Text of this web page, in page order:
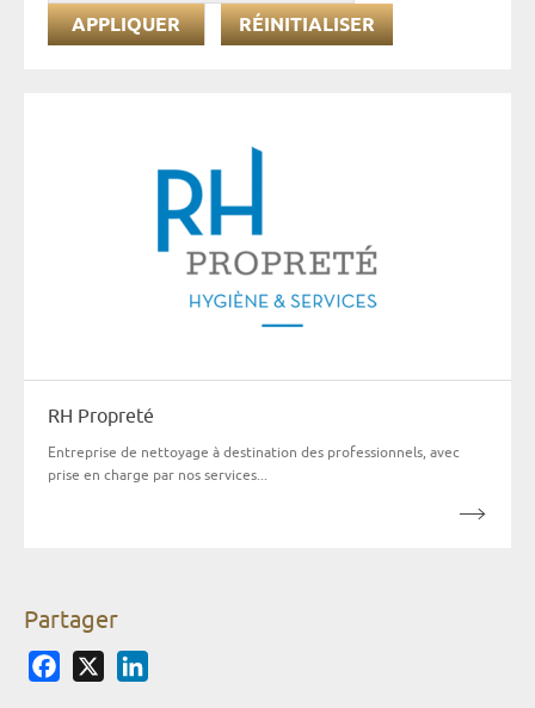
RÉINITIALISER
RH Propreté
Entreprise de nettoyage à destination des professionnels, avec
prise en charge par nos services...
Partager
Facebook